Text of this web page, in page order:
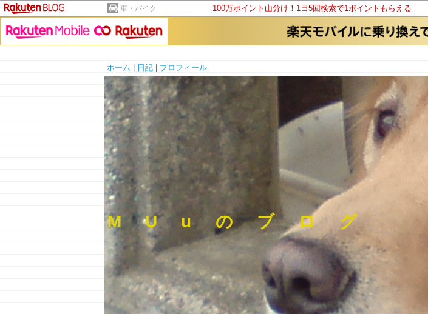
車・バイク 100万ポイント山分け！1日5回検索で1ポイントもらえる
ホーム
日記 プロフィール
M U u の ブ ロ グ